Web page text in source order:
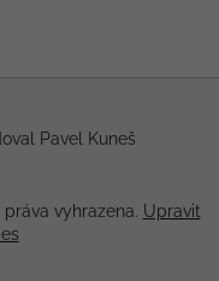
Pavel Kuneš
práva vyhrazena. Upravit